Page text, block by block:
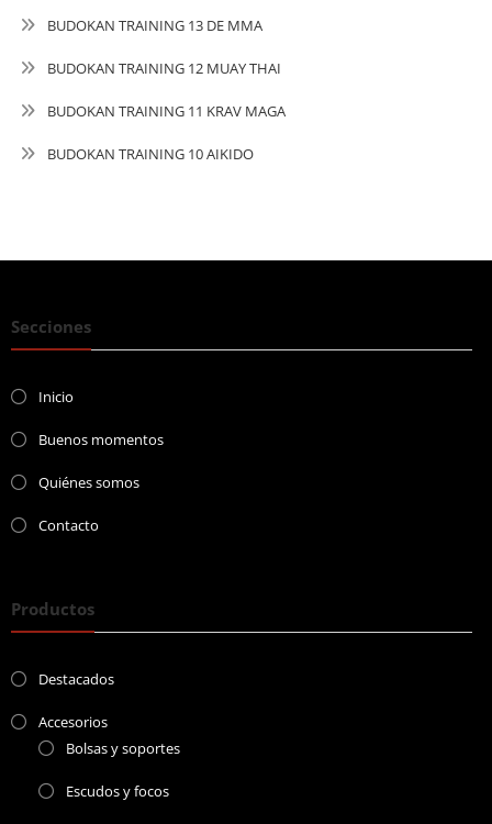
BUDOKAN TRAINING 13 DE MMA
BUDOKAN TRAINING 12 MUAY THAI
BUDOKAN TRAINING 11 KRAV MAGA
BUDOKAN TRAINING 10 AIKIDO
Secciones
Inicio
Buenos momentos
Quiénes somos
Contacto
Productos
Destacados
Accesorios
Bolsas y soportes
Escudos y focos